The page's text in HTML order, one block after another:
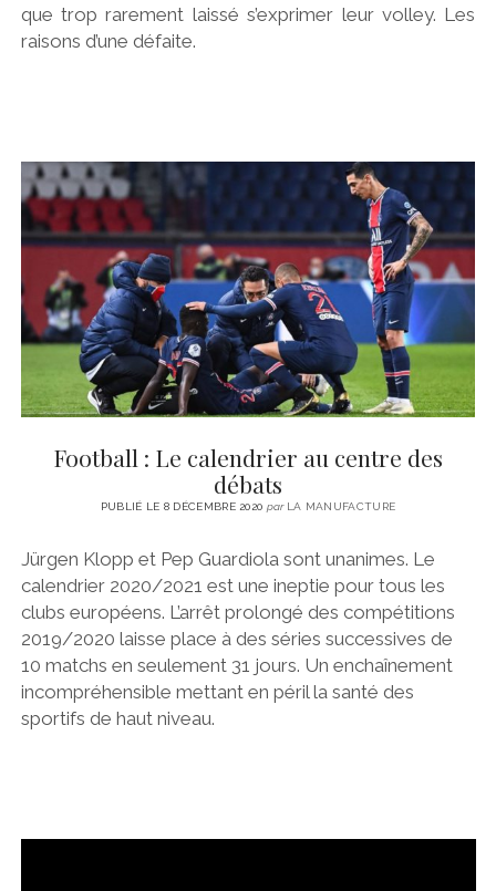
que trop rarement laissé s’exprimer leur volley. Les
raisons d’une défaite.
Football : Le calendrier au centre des
débats
PUBLIÉ LE 8 DÉCEMBRE 2020 parLA MANUFACTURE
Jürgen Klopp et Pep Guardiola sont unanimes. Le
calendrier 2020/2021 est une ineptie pour tous les
clubs européens. L’arrêt prolongé des compétitions
2019/2020 laisse place à des séries successives de
10 matchs en seulement 31 jours. Un enchaînement
incompréhensible mettant en péril la santé des
sportifs de haut niveau.